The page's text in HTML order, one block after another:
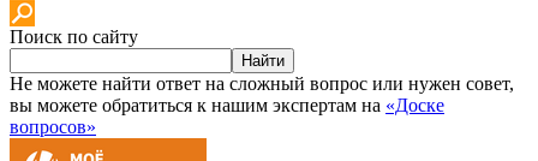
Поиск по сайту
Найти
Не можете найти ответ на сложный вопрос или нужен совет,
вы можете обратиться к нашим экспертам на «Доске
вопросов»